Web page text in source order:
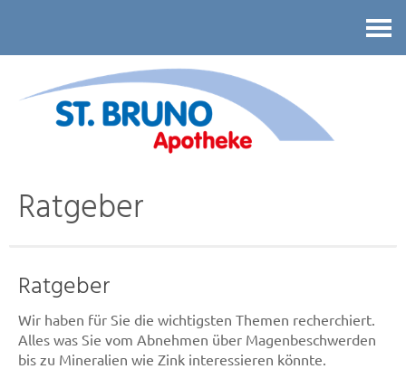
Ratgeber
Ratgeber
Wir haben für Sie die wichtigsten Themen recherchiert.
Alles was Sie vom Abnehmen über Magenbeschwerden
bis zu Mineralien wie Zink interessieren könnte.